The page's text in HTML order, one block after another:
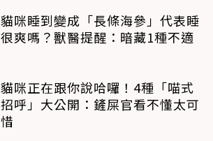
貓咪睡到變成「長條海參」代表睡
很爽嗎？獸醫提醒：暗藏1種不適
貓咪正在跟你說哈囉！4種「喵式
招呼」大公開：鏟屎官看不懂太可
惜